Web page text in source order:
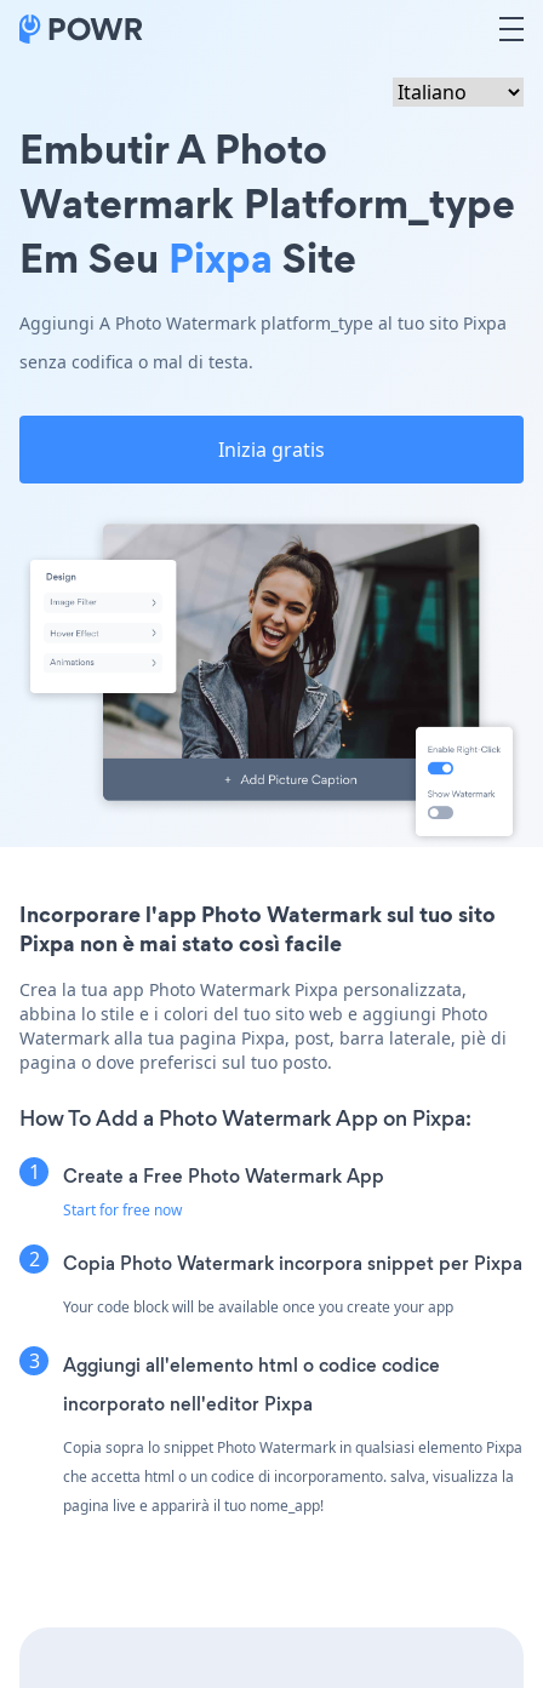
Embutir A Photo
Watermark Platform_type
Em Seu Pixpa Site
Aggiungi A Photo Watermark platform_type al tuo sito Pixpa
senza codifica o mal di testa.
Inizia gratis
Incorporare l'app Photo Watermark sul tuo sito
Pixpa non è mai stato così facile
Crea la tua app Photo Watermark Pixpa personalizzata,
abbina lo stile e i colori del tuo sito web e aggiungi Photo
Watermark alla tua pagina Pixpa, post, barra laterale, piè di
pagina o dove preferisci sul tuo posto.
How To Add a Photo Watermark App on Pixpa:
Create a Free Photo Watermark App
Start for free now
Copia Photo Watermark incorpora snippet per Pixpa
Your code block will be available once you create your app
Aggiungi all'elemento html o codice codice
incorporato nell'editor Pixpa
Copia sopra lo snippet Photo Watermark in qualsiasi elemento Pixpa
che accetta html o un codice di incorporamento. salva, visualizza la
pagina live e apparirà il tuo nome_app!